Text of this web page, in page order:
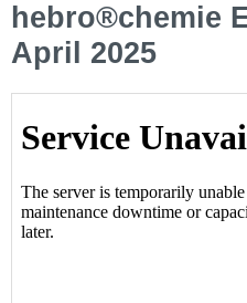
hebro®chemie
April 2025